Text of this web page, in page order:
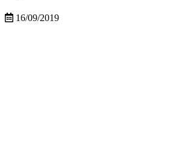
16/09/2019